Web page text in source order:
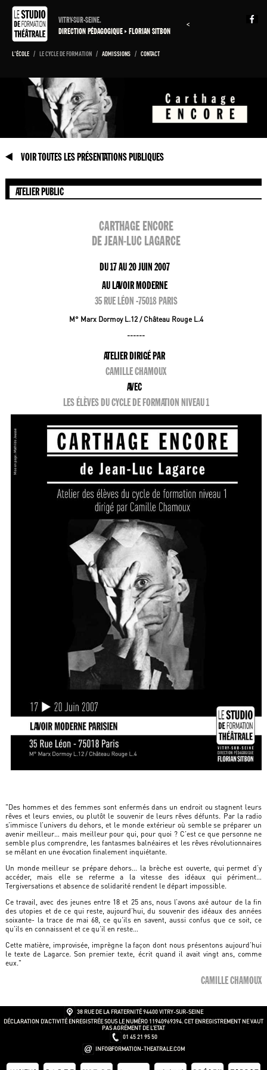
VITRY-SUR-SEINE.
DIRECTION PÉDAGOGIQUE FLORIAN SITBON
<
L'ÉCOLE / LE CYCLE DE FORMATION / ADMISSIONS / CONTACT
VOIR TOUTES LES PRÉSENTATIONS PUBLIQUES
ATELIER PUBLIC
CARTHAGE ENCORE
DE JEAN-LUC LAGARCE
DU 17 AU 20 JUIN 2007
AU LAVOIR MODERNE
35 RUE LÉON -75018 PARIS
M° Marx Dormoy L.12 / Château Rouge L.4
------
ATELIER DIRIGÉ PAR
CAMILLE CHAMOUX
AVEC
LES ÉLÈVES DU CYCLE DE FORMATION NIVEAU 1
"Des hommes et des femmes sont enfermés dans un endroit ou stagnent leurs
rêves et leurs envies, ou plutôt le souvenir de leurs rêves défunts. Par la radio
s’immisce l’univers du dehors, et le monde extérieur où semble se préparer un
avenir meilleur… mais meilleur pour qui, pour quoi ? C’est ce que personne ne
semble plus comprendre, les fantasmes balnéaires et les rêves révolutionnaires
se mêlant en une évocation finalement inquiétante.
Un monde meilleur se prépare dehors… la brèche est ouverte, qui permet d’y
accéder, mais elle se referme a la vitesse des idéaux qui périment…
Tergiversations et absence de solidarité rendent le départ impossible.
Ce travail, avec des jeunes entre 18 et 25 ans, nous l’avons axé autour de la fin
des utopies et de ce qui reste, aujourd’hui, du souvenir des idéaux des années
soixante- la trace de mai 68, ce qu’ils en savent, aussi confus que ce soit, ce
qu’ils en connaissent et ce qu’il en reste…
Cette matière, improvisée, imprègne la façon dont nous présentons aujourd’hui
le texte de Lagarce. Son premier texte, écrit quand il avait vingt ans, comme
eux."
CAMILLE CHAMOUX
38 RUE DE LA FRATERNITÉ94400 VITRY-SUR-SEINE
DÉCLARATION D’ACTIVITÉ ENREGISTRÉE SOUS LE NUMÉRO 11940969394. CET ENREGISTREMENT NE VAUT
PAS AGRÉMENT DE L’ETAT
01 45 21 95 50
INFO@FORMATION-THEATRALE.COM